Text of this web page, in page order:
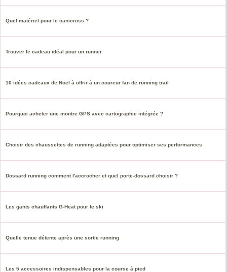
Quel matériel pour le canicross ?
Trouver le cadeau idéal pour un runner
10 idées cadeaux de Noël à offrir à un coureur fan de running trail
Pourquoi acheter une montre GPS avec cartographie intégrée ?
Choisir des chaussettes de running adaptées pour optimiser ses performances
Dossard running comment l'accrocher et quel porte-dossard choisir ?
Les gants chauffants G-Heat pour le ski
Quelle tenue détente après une sortie running
Les 5 accessoires indispensables pour la course à pied